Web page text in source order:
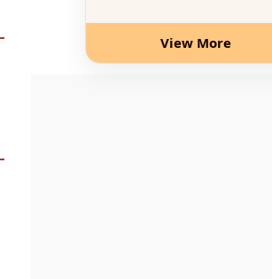
View More